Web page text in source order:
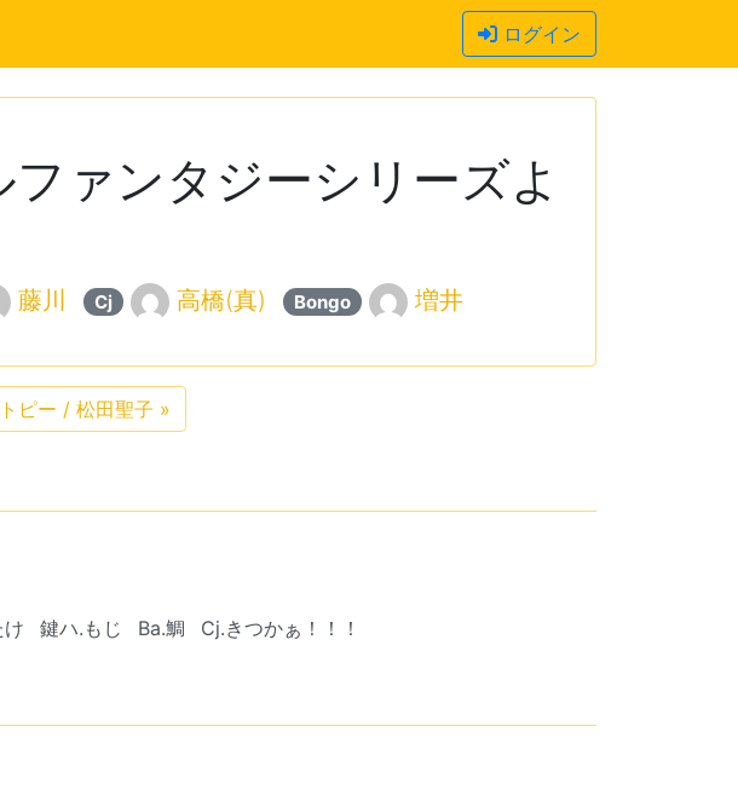
ログイン
ァンタジーシリーズよ
藤川 Cj 高橋(真) Bongo 増井
ピー / 松田聖子 »
け 鍵ハ.もじ Ba.鯛
Cj.きつかぁ！！！